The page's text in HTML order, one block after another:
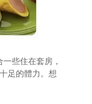
些住在套房，
足的體力。想